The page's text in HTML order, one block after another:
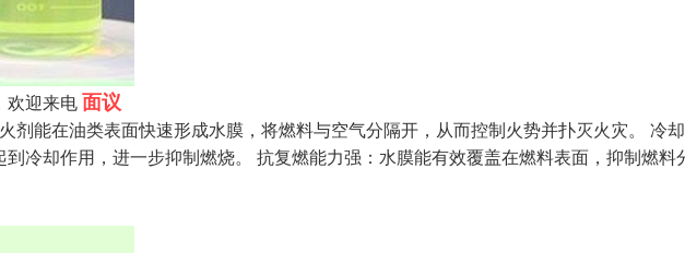
欢迎来电面议
剂能在油类表面快速形成水膜，将燃料与空气分隔开，从而控制火势并扑灭火灾。 冷
冷却作用，进一步抑制燃烧。 抗复燃能力强：水膜能有效覆盖在燃料表面，抑制燃料